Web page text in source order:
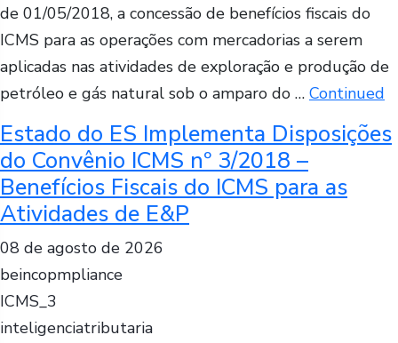
de 01/05/2018, a concessão de benefícios fiscais do
ICMS para as operações com mercadorias a serem
aplicadas nas atividades de exploração e produção de
petróleo e gás natural sob o amparo do … Continued
Estado do ES Implementa Disposições
do Convênio ICMS nº 3/2018 –
Benefícios Fiscais do ICMS para as
Atividades de E&P
08 de agosto de 2026
beincopmpliance
ICMS_3
inteligenciatributaria